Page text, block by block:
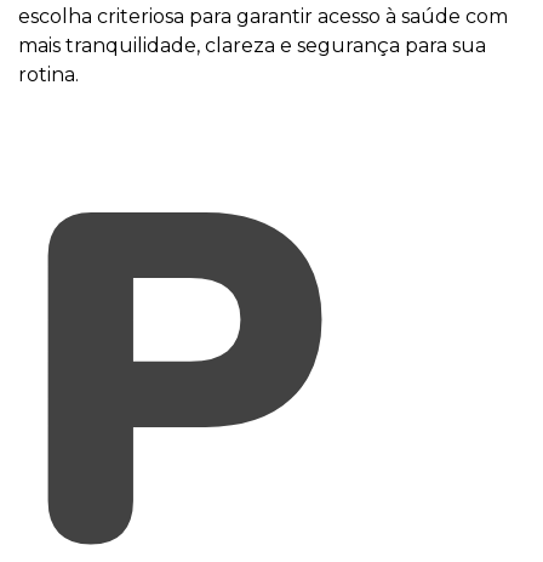
escolha criteriosa para garantir acesso à saúde com
mais tranquilidade, clareza e segurança para sua
rotina.P